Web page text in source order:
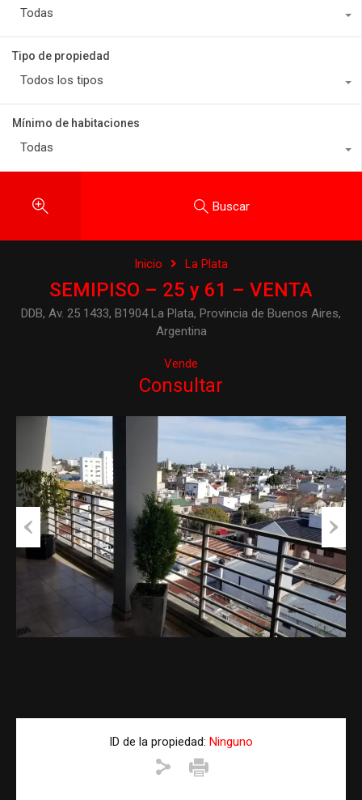
Todas
Tipo de propiedad
Todos los tipos
Mínimo de habitaciones
Todas
Buscar
Inicio La Plata
SEMIPISO – 25 y 61 – VENTA
DDB, Av. 25 1433, B1904 La Plata, Provincia de Buenos Aires,
Argentina
Vende
Consultar
Previous Next
ID de la propiedad: Ninguno